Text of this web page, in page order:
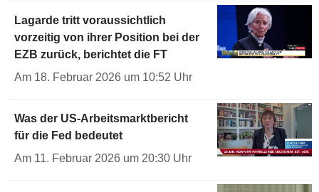
Lagarde tritt voraussichtlich
vorzeitig von ihrer Position bei der
EZB zurück, berichtet die FT
Am 18. Februar 2026 um 10:52 Uhr
Was der US-Arbeitsmarktbericht
für die Fed bedeutet
Am 11. Februar 2026 um 20:30 Uhr